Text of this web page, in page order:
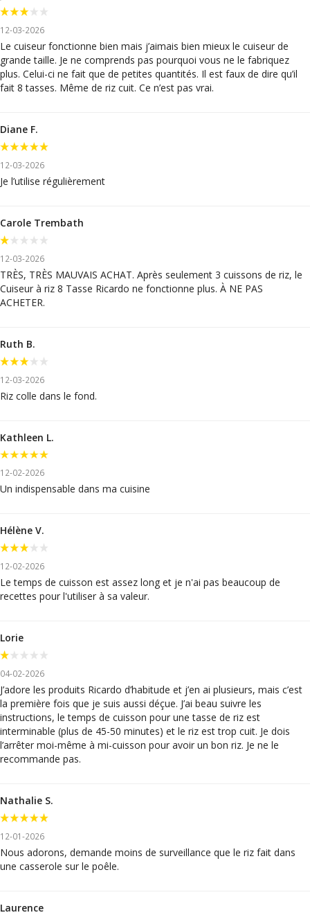
12-03-2026
Le cuiseur fonctionne bien mais j’aimais bien mieux le cuiseur de
grande taille. Je ne comprends pas pourquoi vous ne le fabriquez
plus. Celui-ci ne fait que de petites quantités. Il est faux de dire qu’il
fait 8 tasses. Même de riz cuit. Ce n’est pas vrai.
Diane F.
12-03-2026
Je l’utilise régulièrement
Carole Trembath
12-03-2026
TRÈS, TRÈS MAUVAIS ACHAT. Après seulement 3 cuissons de riz, le
Cuiseur à riz 8 Tasse Ricardo ne fonctionne plus. À NE PAS
ACHETER.
Ruth B.
12-03-2026
Riz colle dans le fond.
Kathleen L.
12-02-2026
Un indispensable dans ma cuisine
Hélène V.
12-02-2026
Le temps de cuisson est assez long et je n'ai pas beaucoup de
recettes pour l'utiliser à sa valeur.
Lorie
04-02-2026
J’adore les produits Ricardo d’habitude et j’en ai plusieurs, mais c’est
la première fois que je suis aussi déçue. J’ai beau suivre les
instructions, le temps de cuisson pour une tasse de riz est
interminable (plus de 45-50 minutes) et le riz est trop cuit. Je dois
l’arrêter moi-même à mi-cuisson pour avoir un bon riz. Je ne le
recommande pas.
Nathalie S.
12-01-2026
Nous adorons, demande moins de surveillance que le riz fait dans
une casserole sur le poêle.
Laurence